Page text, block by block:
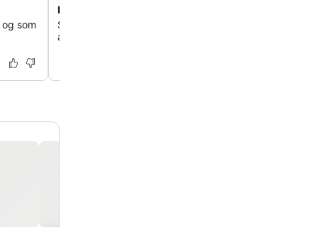
som
Eksklusiv ost og vin for medlemmer
Som Z Hotel-medlem får du en gratis aftenreception
af ost og vin, en unik og værdsat fordel for dig.